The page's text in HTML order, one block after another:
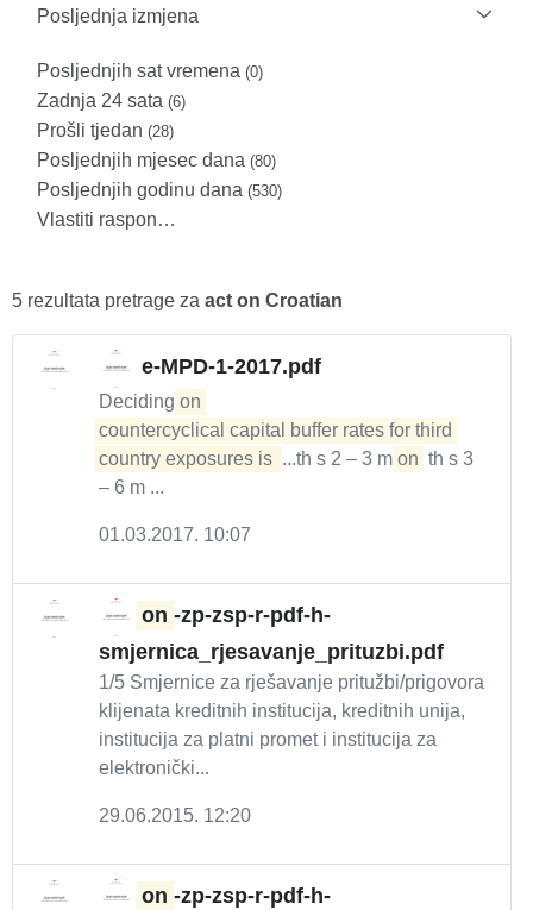
Posljednja izmjena
Posljednjih sat vremena (0)
Zadnja 24 sata (6)
Prošli tjedan (28)
Posljednjih mjesec dana (80)
Posljednjih godinu dana (530)
Vlastiti raspon…
5 rezultata pretrage za act on Croatian
e-MPD-1-2017.pdf
Deciding on
countercyclical capital buffer rates for third
country exposures is ...th s 2 – 3 m on th s 3
– 6 m ...
01.03.2017. 10:07
on -zp-zsp-r-pdf-h-
smjernica_rjesavanje_prituzbi.pdf
1/5 Smjernice za rješavanje pritužbi/prigovora
klijenata kreditnih institucija, kreditnih unija,
institucija za platni promet i institucija za
elektronički...
29.06.2015. 12:20
on -zp-zsp-r-pdf-h-